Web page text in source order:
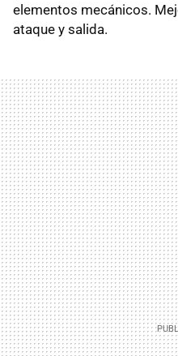
elementos mecánicos.
ataque y salida.